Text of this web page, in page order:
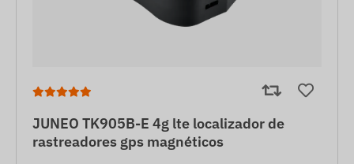
JUNEO TK905B-E 4g lte localizador de
rastreadores gps magnéticos